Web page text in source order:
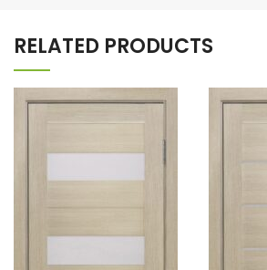
RELATED PRODUCTS